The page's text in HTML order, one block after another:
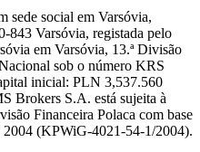
social em Varsóvia,
843 Varsóvia, registada pelo
em Varsóvia, 13.ª Divisão
sob o número KRS
inicial: PLN 3,537.560
Brokers S.A. está sujeita à
Financeira Polaca com base
2004 (KPWiG-4021-54-1/2004).